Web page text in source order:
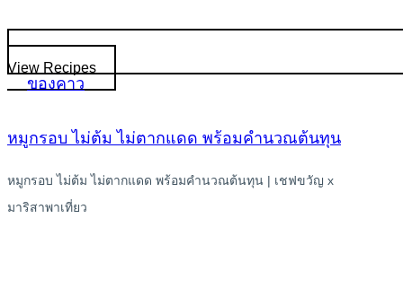
View Recipes
ของคาว
หมูกรอบ ไม่ต้ม ไม่ตากแดด พร้อมคำนวณต้นทุน
หมูกรอบ ไม่ต้ม ไม่ตากแดด พร้อมคำนวณต้นทุน | เชฟขวัญ x
มาริสาพาเที่ยว